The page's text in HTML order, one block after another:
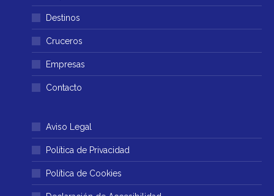
una
ventana
en
una
ventana
Destinos
Cruceros
Empresas
Contacto
Aviso Legal
Política de Privacidad
Política de Cookies